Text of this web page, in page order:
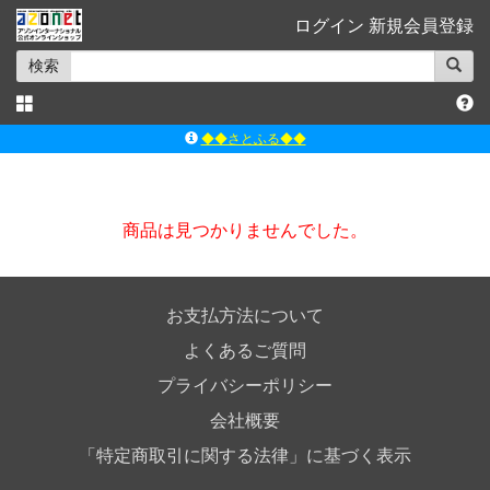
ログイン 新規会員登録
検索
◆◆さとふる◆◆
ｱｿﾞﾝｵﾝﾗｲﾝｼｮｯﾌﾟX
商品は見つかりませんでした。
お支払方法について
よくあるご質問
プライバシーポリシー
会社概要
「特定商取引に関する法律」に基づく表示